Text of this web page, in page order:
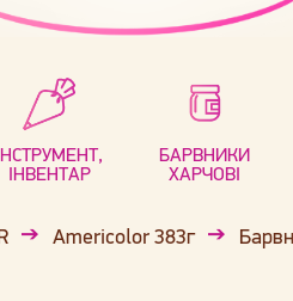
ІНВЕНТАР
БАРВНИКИ
ХАРЧОВІ
Americolor 383г